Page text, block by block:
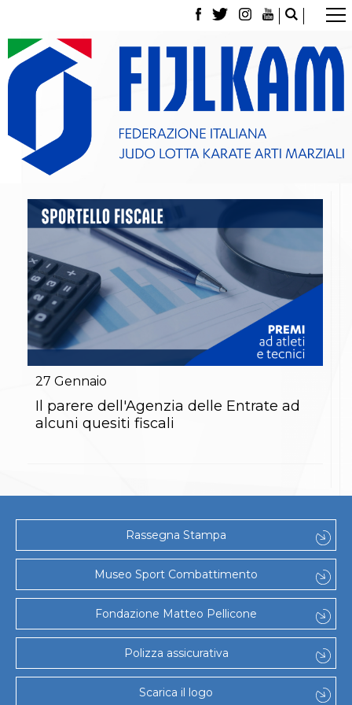
La Federazione
Tesseramento
Contatti
Norme e modulistica Affiliazioni e Tesseramenti
Classifica Società Sportive con più di 100 atleti
tesserati
Gare e Risultati
Archivio eventi
Dove siamo
Media
Partners
Trasparenza
Judo
La disciplina
Attività Didattica
Gare e Risultati
Albi Federali
Lotta
La disciplina
News
Karate
News
Gare e Risultati
Attività Didattica
Albi Federali
Arti marziali
Aikido
Ju Jitsu
Sumo
Capoeira
Grappling
BJJ
Pancrazio/Pankration
27 Gennaio
Il parere dell'Agenzia delle Entrate ad
alcuni quesiti fiscali
Rassegna Stampa
Museo Sport Combattimento
Fondazione Matteo Pellicone
Polizza assicurativa
Scarica il logo